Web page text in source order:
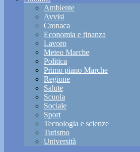
Ambiente
Avvisi
Cronaca
Economia e finanza
Lavoro
Meteo Marche
Politica
Primo piano Marche
Regione
Salute
Scuola
Sociale
Sport
Tecnologia e scienze
Turismo
Università